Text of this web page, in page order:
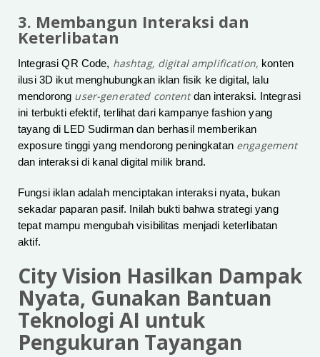
3. Membangun Interaksi dan
Keterlibatan
Integrasi QR Code, hashtag, digital amplification, konten
ilusi 3D ikut menghubungkan iklan fisik ke digital, lalu
mendorong user-generated contentdan interaksi. Integrasi
ini terbukti efektif, terlihat dari kampanye fashion yang
tayang di LED Sudirman dan berhasil memberikan
exposure tinggi yang mendorong peningkatan engagement
dan interaksi di kanal digital milik brand.
Fungsi iklan adalah menciptakan interaksi nyata, bukan
sekadar paparan pasif. Inilah bukti bahwa strategi yang
tepat mampu mengubah visibilitas menjadi keterlibatan
aktif.
City Vision Hasilkan Dampak
Nyata, Gunakan Bantuan
Teknologi AI untuk
Pengukuran Tayangan